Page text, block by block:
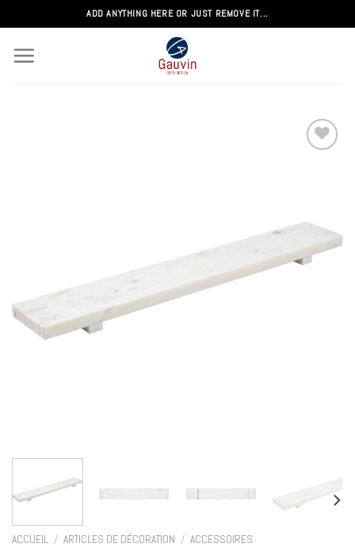
au
contenu
ADD ANYTHING HERE OR JUST REMOVE IT...
ACCUEIL / ARTICLES DE DÉCORATION / ACCESSOIRES